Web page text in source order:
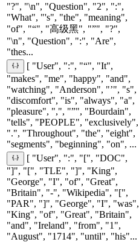
"?", "\n", "Question", "2", ":",
"What", "'s", "the", "meaning",
"of", "“", "高级黑", "”", "?",
"\n", "Question", ":", "Are",
"thes...
[ "User", ":", "“", "It",
"makes", "me", "happy", "and",
"watching", "Anderson", "’", "s",
"discomfort", "is", "always", "a",
"pleasure", ",", "”", "Bourdain",
"tells", "PEOPLE", "exclusively",
".", "Throughout", "the", "eight",
"segments", "beginning", "on", ...
[ "User", ":", "[", "DOC",
"]", "[", "TLE", "]", "King",
"George", "I", "of", "Great",
"Britain", "-", "Wikipedia", "[",
"PAR", "]", "George", "I", "was",
"King", "of", "Great", "Britain",
"and", "Ireland", "from", "1",
"August", "1714", "until", "his"...